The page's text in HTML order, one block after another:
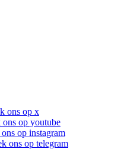
ons op x
ons op youtube
op instagram
ons op telegram